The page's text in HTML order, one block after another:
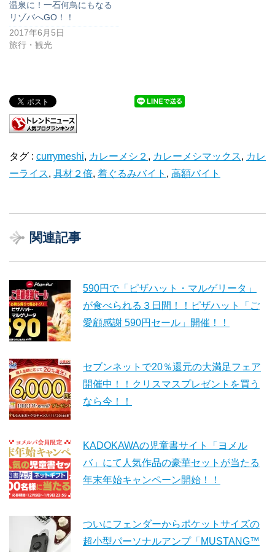
温泉に！一石何鳥にもなる
リゾバへGO！！
2017年6月5日
旅行・観光
タグ : currymeshi, カレーメシ２ , カレーメシマックス, カレ
ーライス, 具材２倍, 着ぐるみバイト , 高額バイト
関連記事
590円で「ピザハット・マルゲリータ」
が食べられる３日間！！ピザハット「ご
愛顧感謝 590円セール」開催！！
セブンネットで20％還元の大満足フェア
開催中！！クリスマスプレゼントを買う
なら今！！
KADOKAWAの児童書サイト「ヨメル
バ」にて人気作品の豪華セットが当たる
年末年始キャンペーン開始！！
ついにフェンダーからポケットサイズの
超小型パーソナルアンプ「MUSTANG™